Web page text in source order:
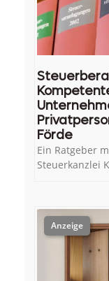
Förde
Ein Ratgeber
Steuerkanzlei